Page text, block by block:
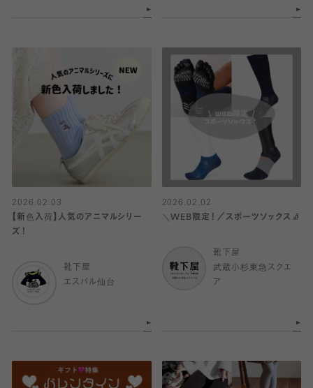
2026.02.03
【新色入荷】人気のアニマルシリー
ズ！
靴下屋
エスパル仙台
2026.02.02
＼WEB限定！／スポーツソックス🧦
靴下屋
武蔵小杉東急スクエ
ア